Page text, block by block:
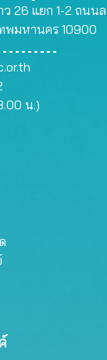
ว 26 แยก 1-2 ถนน
พมหานคร 10900
น.)